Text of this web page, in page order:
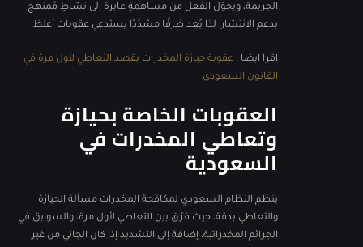
الجريمة، ويحوّل الفعل من مساهمةٍ عابرة إلى نشاطٍ مُمنهج
يدعم الانتشار، لذا يُعد ظرفًا مشدِّدًا يستدعي عقوبات أغلظ.
اقرا ايضا : عقوبة حيازة المخدرات بقصد التعاطي لأول مرة في
القانون السعودى
العقوبات الخاصة بحيازة
وتعاطي المخدرات في
السعودية
ينظم النظام السعودي لمكافحة المخدرات مسألة الحيازة
والتعاطي بدقة، حيث فرّق بين التعاطي لأول مرة، والسوابق في
الجرائم المخدراتية، إضافة إلى التشديد إذا كان الجاني من غير